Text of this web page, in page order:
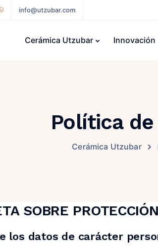
info@utzubar.com
Cerámica Utzubar Innovación
Política
Cerámica Utzubar
SOBRE
los datos de carácter